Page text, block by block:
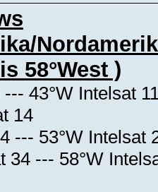
58°West )
43°W Intelsat
14
--- 53°W Intelsat
34 --- 58°W